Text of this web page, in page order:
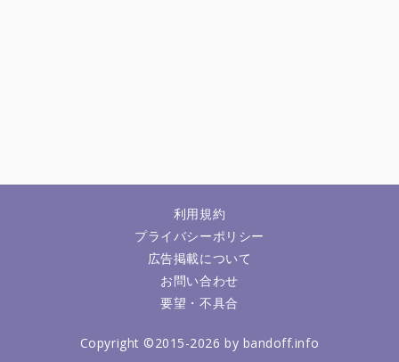
利用規約
プライバシーポリシー
広告掲載について
お問い合わせ
要望・不具合
Copyright ©2015-2026 by bandoff.info